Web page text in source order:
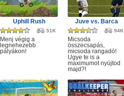
Uphill Rush
51K
Menj végig a
legnehezebb
pályákon!
Juve vs. Barca
94K
Micsoda
összecsapás,
micsoda rangadó!
Ugye te is a
maximumot nyújtod
majd?!